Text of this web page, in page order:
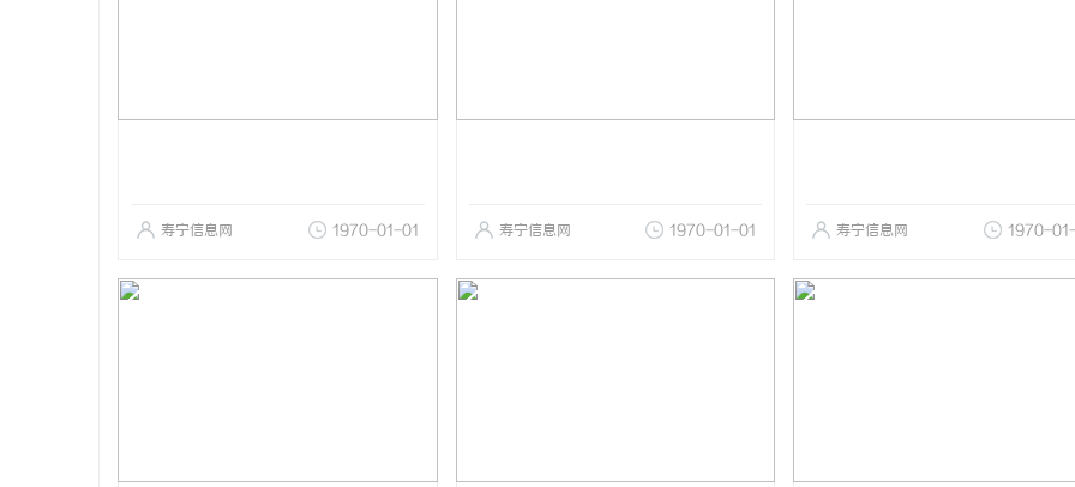
寿宁信息网 1970-01-01 寿宁信息网 1970-01-01 寿宁信息网 1970-